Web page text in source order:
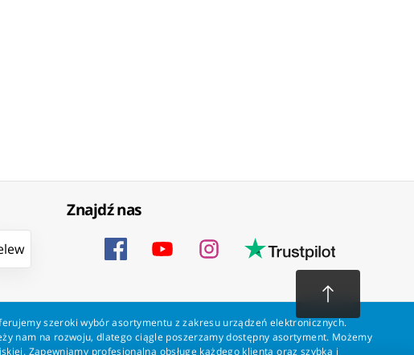
Znajdź nas
szeroki wybór asortymentu z zakresu urządzeń elektronicznych.
nam na rozwoju, dlatego ciągle poszerzamy dostępny asortyment. Możemy
Zapewniamy profesjonalną obsługę każdego klienta oraz szybką i